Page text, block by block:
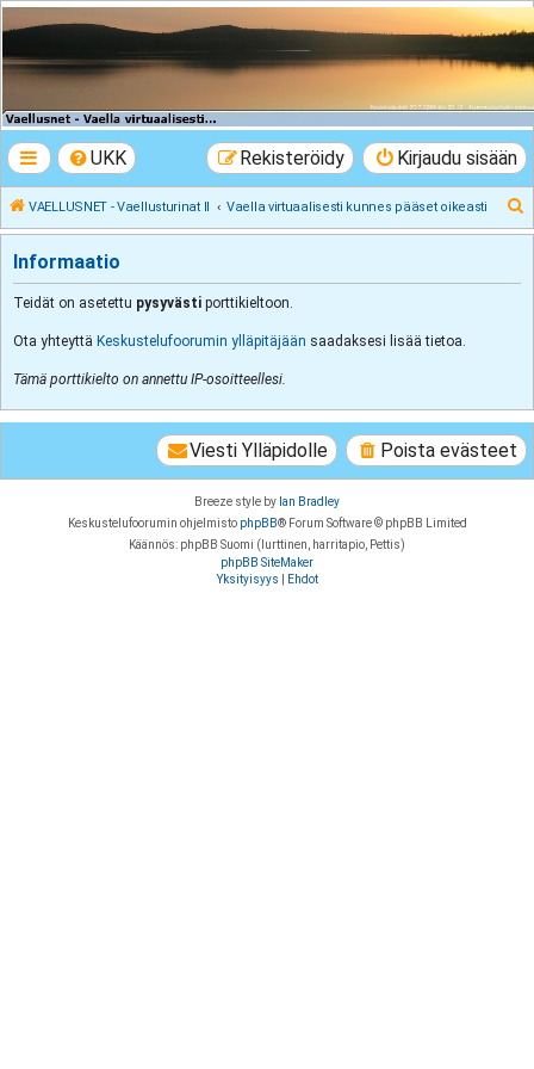
VAELLUSNET -
Vaellusturinat II
UKK Kirjaudu sisään
Rekisteröidy
VAELLUSNET - Vaellusturinat II Vaella virtuaalisesti kunnes pääset oikeasti
t
Informaatio
Teidät on asetettu pysyvästi porttikieltoon.
Ota yhteyttä Keskustelufoorumin ylläpitäjään saadaksesi lisää tietoa.
Tämä porttikielto on annettu IP-osoitteellesi.
Poista evästeet
Viesti Ylläpidolle
Breeze style by Ian Bradley
Keskustelufoorumin ohjelmisto phpBB® Forum Software © phpBB Limited
Käännös: phpBB Suomi (lurttinen, harritapio, Pettis)
phpBB SiteMaker
Yksityisyys
Ehdot